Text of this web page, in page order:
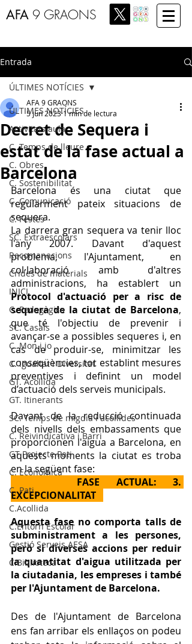
AFA 9 GRAONS
Entrada
ÚLTIMES NOTÍCIES
Activitats aula
C. Temps de lleure
C. Obres
C. Sostenibilitat
C. Comunicació
C. Festes
SC. Extraescolars
Recomanacions
Crides de materials
INICI
C. Pedagògica
SC. Casals
C. Mon i jo
C. Igualtat i Diversitat
GT. Acollida
GT. Itinerants
SC. Temps de migdia i acollides
C. Reivindicativa i Barri
GT Projecte Pati
C. Economica
C. Pati
C.Acollida
C.Entorn Escolar
Gestió Serveis AESA
C.Biblioteca
ÚLTIMES NOTÍCIES
Decret de Sequera i
estat de la fase actual a
Barcelona
AFA 9 GRAONS
5 jun 2023 1 min de lectura
Barcelona és una ciutat que
regularment pateix situacions de
sequera.
La darrera gran sequera va tenir lloc
l'any 2007. Davant d'aquest
problema, l'Ajuntament, en
col·laboració amb d'altres
Protocol d'actuació per a risc de
sequera de la ciutat de Barcelona,
que té l'objectiu de prevenir i
avançar-se a possibles sequeres i, en
cas de produir-se, minimitzar les
conseqüències, tot establint mesures
preventives i definint un model
d’actuació dels serveis municipals.
Davant de la reducció continuada
dels nivells dels embassaments que
proporcionen l'aigua a Barcelona, en
aquests moments la ciutat es troba
en la següent fase:
EXCEPCIONALITAT
Aquesta fase no comporta talls de
subministrament a les persones,
però sí diverses accions per reduir
la quantitat d'aigua utilitzada per
la ciutadania, les empreses i també
per l'Ajuntament de Barcelona.
Des de l'Ajuntament de Barcelona
ens fan arribar els enllaços on podeu